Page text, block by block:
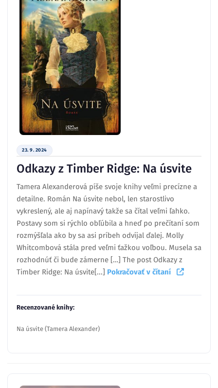
23. 9. 2024
Odkazy z Timber Ridge: Na úsvite
Tamera Alexanderová píše svoje knihy veľmi precízne a
detailne. Román Na úsvite nebol, len starostlivo
vykreslený, ale aj napínavý takže sa čítal veľmi ľahko.
Postavy som si rýchlo obľúbila a hneď po prečítaní som
rozmýšľala ako by sa asi príbeh odvíjal ďalej. Molly
Whitcombová stála pred veľmi ťažkou voľbou. Musela sa
rozhodnúť či bude zámerne […] The post Odkazy z
Timber Ridge: Na úsvite[...] Pokračovať v čítaní
Recenzované knihy:
Na úsvite (Tamera Alexander)